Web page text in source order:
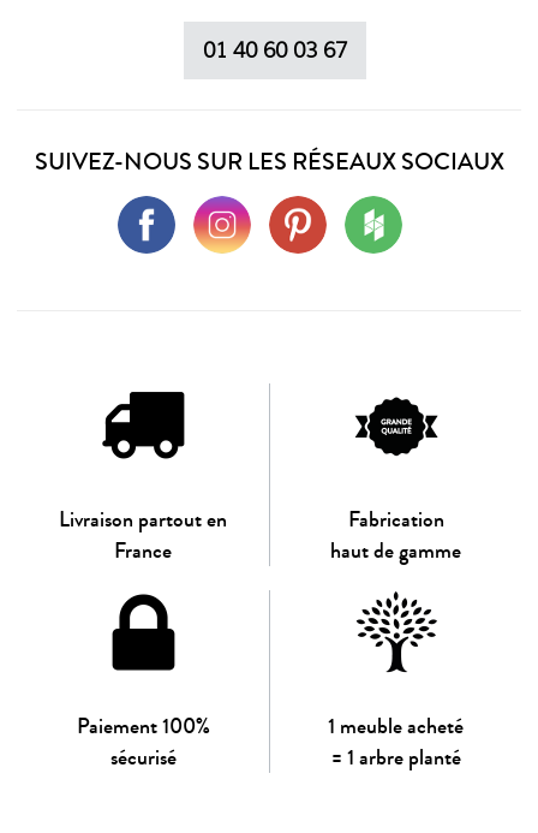
01 40 60 03 67
SUIVEZ-NOUS SUR LES RÉSEAUX SOCIAUX
Livraison partout en
France
Fabrication
haut de gamme
Paiement 100%
sécurisé
1 meuble acheté
= 1 arbre planté